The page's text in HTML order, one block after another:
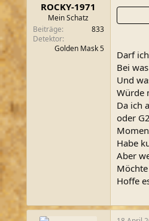
ROCKY-1971
Mein Schatz
Beiträge
833
Detektor
Golden Mask 5
Darf
Bei
Und
Würde
Da ich
oder G2
Habe
Aber
Hoffe